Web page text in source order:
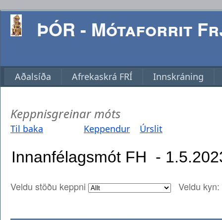
ÞÓR - Mótaforrit
Aðalsíða Afrekaskrá FRÍ Innskráning
Keppnisgreinar móts
Til baka Keppendur Úrslit
Veldu stöðu keppni Veldu kyn: